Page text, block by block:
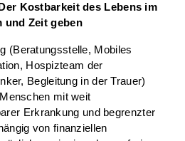
Kostbarkeit des Lebens im
und Zeit geben
(Beratungsstelle, Mobiles
Hospizteam der
Begleitung in der Trauer)
mit weit
Erkrankung und begrenzter
von finanziellen